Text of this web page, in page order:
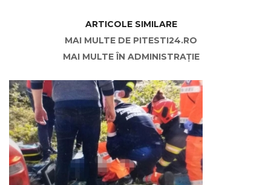
ARTICOLE SIMILARE
MAI MULTE DE PITESTI24.RO
MAI MULTE ÎN ADMINISTRAȚIE